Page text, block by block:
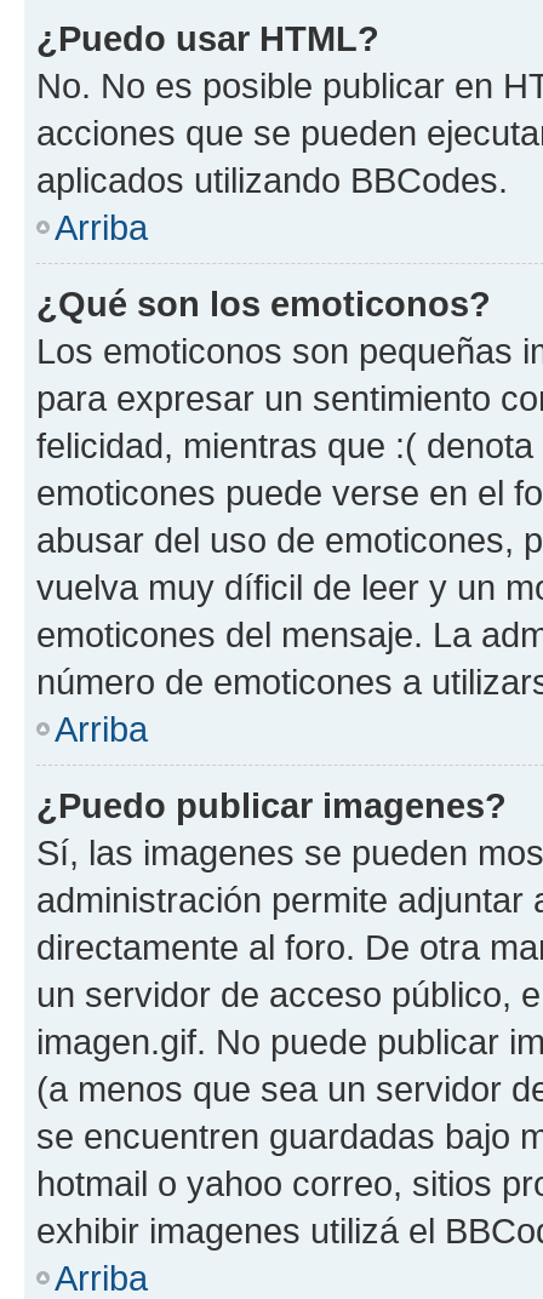
¿Puedo usar HTML?
No. No es posible publicar en
acciones que se pueden
aplicados utilizando BBCodes.
Arriba
¿Qué son los emoticonos?
Los emoticonos son pequeñas
para expresar un sentimiento
felicidad, mientras que :(
emoticones puede verse en el
abusar del uso de emoticones,
vuelva muy díficil de leer y un
emoticones del mensaje. La
número de emoticones a
Arriba
¿Puedo publicar imagenes?
Sí, las imagenes se pueden
administración permite
directamente al foro. De otra
un servidor de acceso público,
imagen.gif. No puede publicar
(a menos que sea un servidor
se encuentren guardadas bajo
hotmail o yahoo correo, sitios
exhibir imagenes utilizá el
Arriba